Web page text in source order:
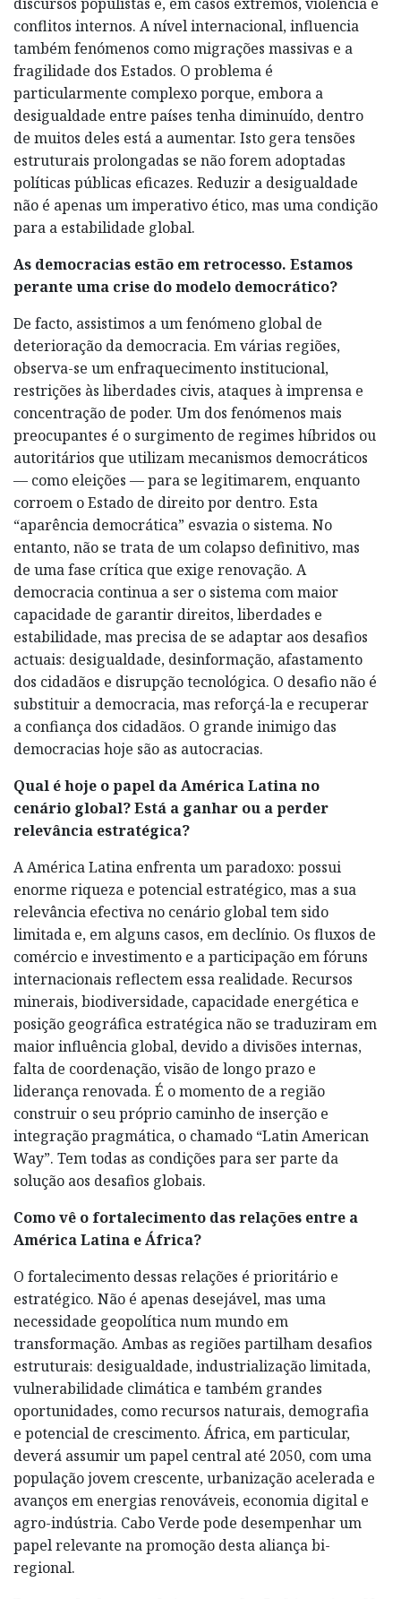
conflitos internos. A nível internacional, influencia
também fenómenos como migrações massivas e a
fragilidade dos Estados. O problema é
particularmente complexo porque, embora a
desigualdade entre países tenha diminuído, dentro
de muitos deles está a aumentar. Isto gera tensões
estruturais prolongadas se não forem adoptadas
políticas públicas eficazes. Reduzir a desigualdade
não é apenas um imperativo ético, mas uma condição
para a estabilidade global.
As democracias estão em retrocesso. Estamos
perante uma crise do modelo democrático?
De facto, assistimos a um fenómeno global de
deterioração da democracia. Em várias regiões,
observa-se um enfraquecimento institucional,
restrições às liberdades civis, ataques à imprensa e
concentração de poder. Um dos fenómenos mais
preocupantes é o surgimento de regimes híbridos ou
autoritários que utilizam mecanismos democráticos
— como eleições — para se legitimarem, enquanto
corroem o Estado de direito por dentro. Esta
“aparência democrática” esvazia o sistema. No
entanto, não se trata de um colapso definitivo, mas
de uma fase crítica que exige renovação. A
democracia continua a ser o sistema com maior
capacidade de garantir direitos, liberdades e
estabilidade, mas precisa de se adaptar aos desafios
actuais: desigualdade, desinformação, afastamento
dos cidadãos e disrupção tecnológica. O desafio não é
substituir a democracia, mas reforçá-la e recuperar
a confiança dos cidadãos. O grande inimigo das
democracias hoje são as autocracias.
Qual é hoje o papel da América Latina no
cenário global? Está a ganhar ou a perder
relevância estratégica?
A América Latina enfrenta um paradoxo: possui
enorme riqueza e potencial estratégico, mas a sua
relevância efectiva no cenário global tem sido
limitada e, em alguns casos, em declínio. Os fluxos de
comércio e investimento e a participação em fóruns
internacionais reflectem essa realidade. Recursos
minerais, biodiversidade, capacidade energética e
posição geográfica estratégica não se traduziram em
maior influência global, devido a divisões internas,
falta de coordenação, visão de longo prazo e
liderança renovada. É o momento de a região
construir o seu próprio caminho de inserção e
integração pragmática, o chamado “Latin American
Way”. Tem todas as condições para ser parte da
solução aos desafios globais.
Como vê o fortalecimento das relações entre a
América Latina e África?
O fortalecimento dessas relações é prioritário e
estratégico. Não é apenas desejável, mas uma
necessidade geopolítica num mundo em
transformação. Ambas as regiões partilham desafios
estruturais: desigualdade, industrialização limitada,
vulnerabilidade climática e também grandes
oportunidades, como recursos naturais, demografia
e potencial de crescimento. África, em particular,
deverá assumir um papel central até 2050, com uma
população jovem crescente, urbanização acelerada e
avanços em energias renováveis, economia digital e
agro-indústria. Cabo Verde pode desempenhar um
papel relevante na promoção desta aliança bi-
regional.